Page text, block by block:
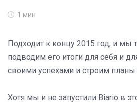
1 мин
Подходит к концу 2015 год, и мы
подводим его итоги для себя и
своими успехами и строим
Хотя мы и не запустили Biario в